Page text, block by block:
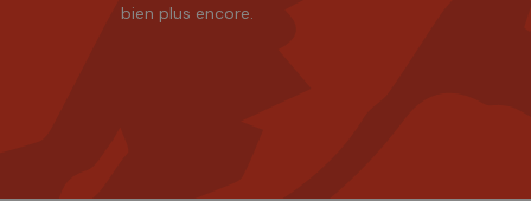
bien plus encore.